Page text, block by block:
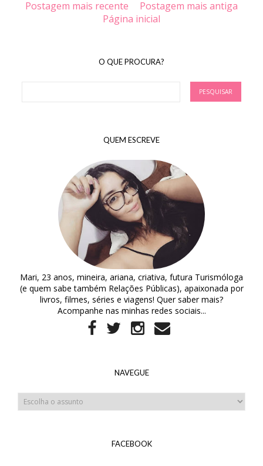
Postagem mais recente
Postagem mais antiga
Página inicial
O QUE PROCURA?
QUEM ESCREVE
Mari, 23 anos, mineira, ariana, criativa, futura Turismóloga
(e quem sabe também Relações Públicas), apaixonada por
livros, filmes, séries e viagens! Quer saber mais?
Acompanhe nas minhas redes sociais...
NAVEGUE
FACEBOOK